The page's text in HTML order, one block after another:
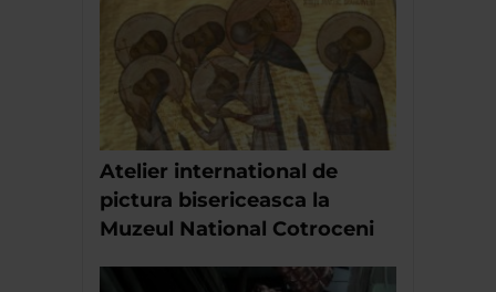
Atelier international de
pictura bisericeasca la
Muzeul National Cotroceni